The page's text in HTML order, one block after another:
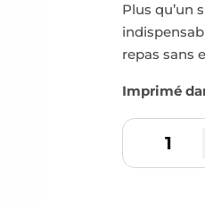
Plus qu’un
repas sans
Imprimé